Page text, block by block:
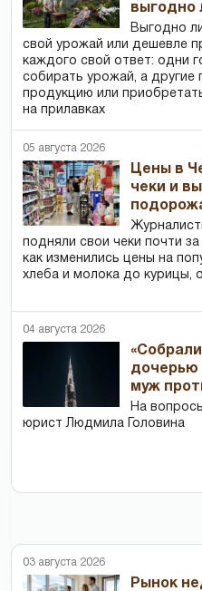
выгодно
Выгодно
свой урожай или дешевле
каждого свой ответ: одни
собирать урожай, а другие
продукцию или
на прилавках
05 августа 2026
Цены в
чеки и
подняли свои чеки почти
как изменились цены на
хлеба и молока до курицы,
04 августа 2026
дочерью
муж
На
юрист Людмила Головина
03 августа 2026
Рынок